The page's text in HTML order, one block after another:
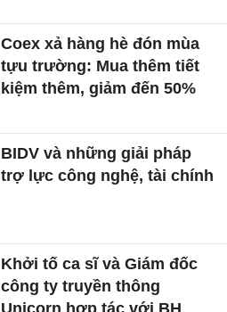
Coex xả hàng hè đón mùa
tựu trường: Mua thêm tiết
kiệm thêm, giảm đến 50%
BIDV và những giải pháp
trợ lực công nghệ, tài chính
Khởi tố ca sĩ và Giám đốc
công ty truyền thông